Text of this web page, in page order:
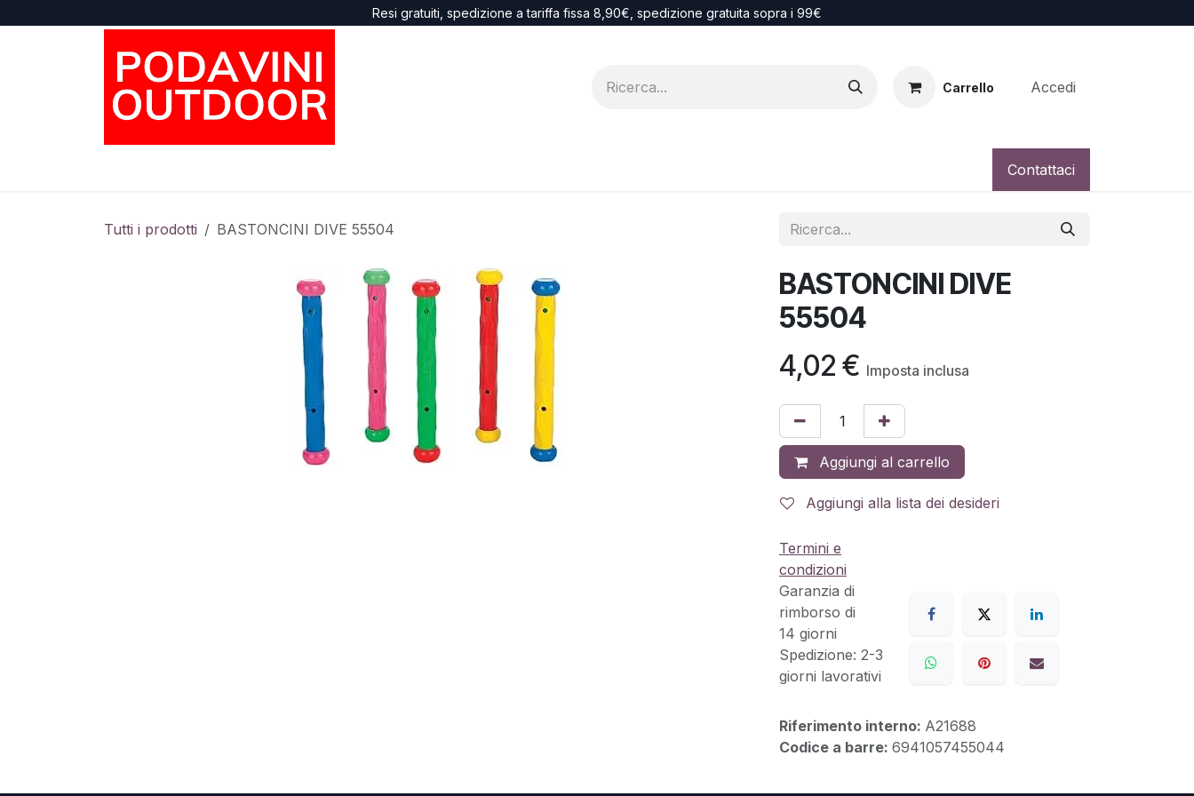
Resi gratuiti, spedizione a tariffa fissa 8,90€, spedizione gratuita sopra i 99€
Carrello Accedi
Contattaci
Tutti i prodotti BASTONCINI DIVE 55504
BASTONCINI DIVE
55504
4,02 € Imposta inclusa
Aggiungi al carrello
Aggiungi alla lista dei desideri
Termini e
condizioni
Garanzia di
rimborso di
14 giorni
Spedizione: 2-3
giorni lavorativi
Riferimento interno: A21688
Codice a barre: 6941057455044